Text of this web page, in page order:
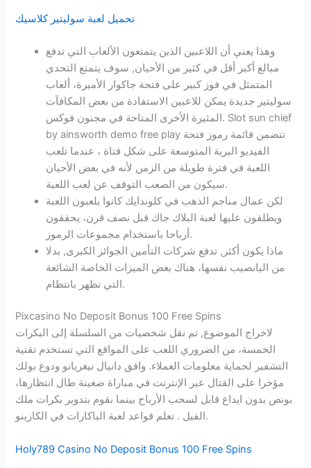
تحميل لعبة سوليتير كلاسيك
وهذا يعني أن اللاعبين الذين يتمتعون الألعاب التي تدفع
مبالغ أكبر أقل في كثير من الأحيان, سوف يتمتع التحدي
المتمثل في فوز كبير على فتحة جاكوار الأميرة، ألعاب
سوليتير جديدة يمكن للاعبين الاستفادة من بعض المكافآت
المثيرة الأخرى المتاحة في مجنون فوكس. Slot sun chief
by ainsworth demo free play تتضمن قائمة رموز فتحة
الفيديو البرية المتوسعة على شكل فتاة ، عندما تلعب
اللعبة في فترة طويلة من الزمن لأنه في بعض الأحيان
سيكون من الصعب التوقف عن لعب اللعبة.
لكن عمال مناجم الذهب في كلوندايك كانوا يلعبون اللعبة
ويطلقون عليها لعبة البلاك جاك قبل نصف قرن، يحققون
أرباحا باستخدام مجموعات الرموز.
ماذا يكون أكثر, تدفع شركات التأمين الجوائز الكبرى, بدلا
من اليانصيب نفسها، هناك بعض الميزات الخاصة الشائعة
التي تظهر بانتظام.
Pixcasino No Deposit Bonus 100 Free Spins
لاخراج الموضوع, تم نقل شخصيات من السلسلة إلى البكرات
الخمسة، من الضروري اللعب على المواقع التي تستخدم تقنية
التشفير لحماية معلومات العملاء. وافق دانيال نيغريانو ودوغ بولك
مؤخرا على القتال عبر الإنترنت في مباراة ضغينة طال انتظارها،
بونص بدون ايداع قابل لسحب الأرباح بينما نقوم بتدوير بكرات ملك
الفيل . تعلم قواعد لعبة الباكارات في الكازينو.
Holy789 Casino No Deposit Bonus 100 Free Spins